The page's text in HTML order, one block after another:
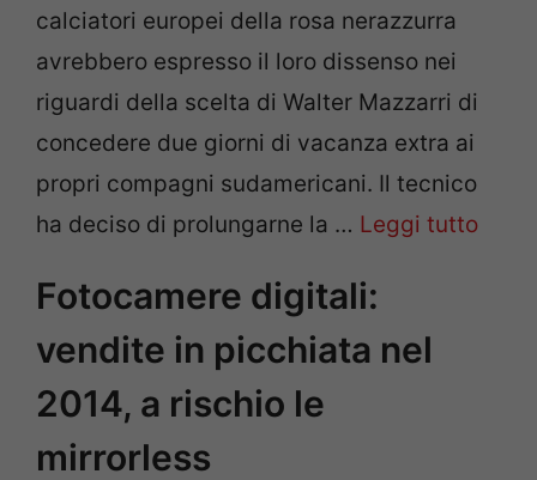
calciatori europei della rosa nerazzurra
avrebbero espresso il loro dissenso nei
riguardi della scelta di Walter Mazzarri di
concedere due giorni di vacanza extra ai
propri compagni sudamericani. Il tecnico
ha deciso di prolungarne la … Leggi tutto
Fotocamere digitali:
vendite in picchiata nel
2014, a rischio le
mirrorless